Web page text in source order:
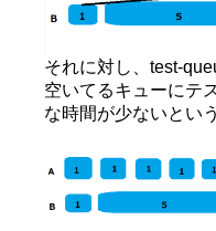
それに対し、test-
空いてるキューにテ
な時間が少ないとい